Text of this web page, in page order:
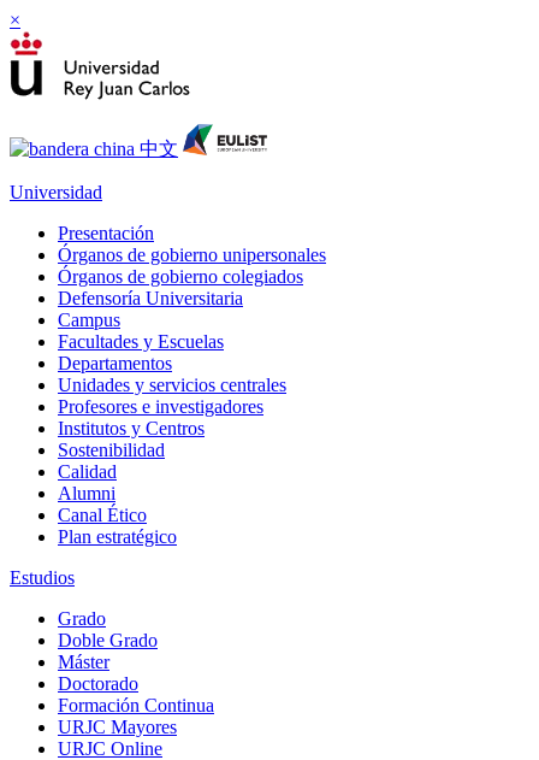
×
Universidad
Presentación
Órganos de gobierno unipersonales
Órganos de gobierno colegiados
Defensoría Universitaria
Campus
Facultades y Escuelas
Departamentos
Unidades y servicios centrales
Profesores e investigadores
Institutos y Centros
Sostenibilidad
Calidad
Alumni
Canal Ético
Plan estratégico
Estudios
Grado
Doble Grado
Máster
Doctorado
Formación Continua
URJC Mayores
URJC Online